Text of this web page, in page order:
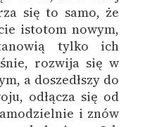
się to samo, że
istotom nowym,
tylko ich
rozwija się w
a doszedłszy do
odłącza się od
i znów